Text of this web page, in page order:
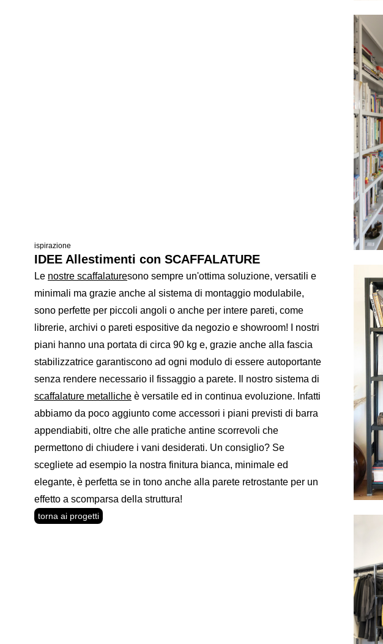
ispirazione
IDEE Allestimenti con SCAFFALATURE
Le nostre scaffalaturesono sempre un'ottima soluzione, versatili e
minimali ma grazie anche al sistema di montaggio modulabile,
sono perfette per piccoli angoli o anche per intere pareti, come
librerie, archivi o pareti espositive da negozio e showroom! I nostri
piani hanno una portata di circa 90 kg e, grazie anche alla fascia
stabilizzatrice garantiscono ad ogni modulo di essere autoportante
senza rendere necessario il fissaggio a parete. Il nostro sistema di
scaffalature metalliche è versatile ed in continua evoluzione. Infatti
abbiamo da poco aggiunto come accessori i piani previsti di barra
appendiabiti, oltre che alle pratiche antine scorrevoli che
permettono di chiudere i vani desiderati. Un consiglio? Se
scegliete ad esempio la nostra finitura bianca, minimale ed
elegante, è perfetta se in tono anche alla parete retrostante per un
effetto a scomparsa della struttura!
torna ai progetti